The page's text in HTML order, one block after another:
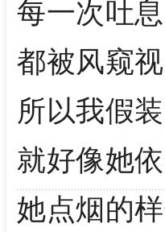
每一次吐息
都被风窥
所以我假
就好像她
她点烟的